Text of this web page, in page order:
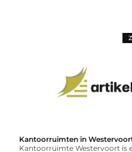
Kantoorruimten in
Kantoorruimte Westervoort is